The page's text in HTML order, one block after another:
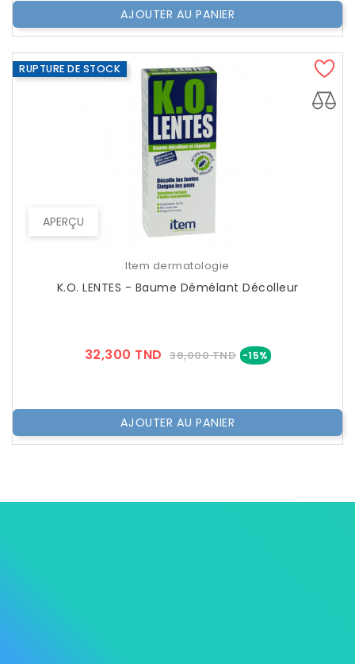
AJOUTER AU PANIER
APERÇU
RUPTURE DE STOCK
Item dermatologie
K.O. LENTES - Baume Démélant Décolleur
32,300 TND Prix
38,000 TND -15% Prix
AJOUTER AU PANIER